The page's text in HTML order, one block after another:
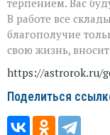
В работе все
благополучие
свою жизнь,
https://astrorok.ru/
Поделиться